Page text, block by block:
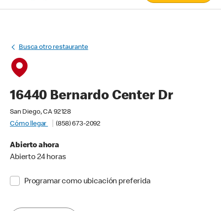
Busca otro restaurante
16440 Bernardo Center Dr
San Diego, CA 92128
Cómo llegar
(858) 673-2092
Abierto ahora
Abierto 24 horas
Programar como ubicación preferida